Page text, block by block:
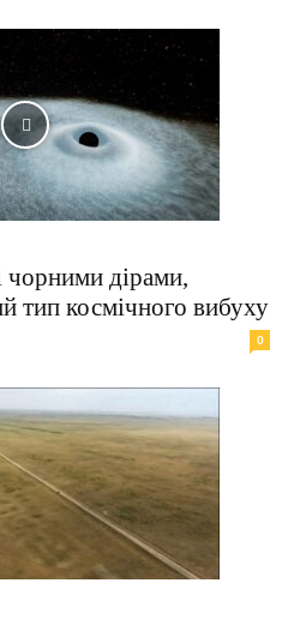
чорними дірами,
тип космічного вибуху
0